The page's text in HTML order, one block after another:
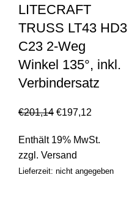
LITECRAFT
TRUSS LT43 HD3
C23 2-Weg
Winkel 135°, inkl.
Verbindersatz
€201,14 €197,12
Enthält 19% MwSt.
zzgl. Versand
Lieferzeit: nicht angegeben